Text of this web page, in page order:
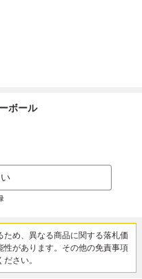
ボール
め、異なる商品に関する落札価
があります。その他の免責事項
ださい。